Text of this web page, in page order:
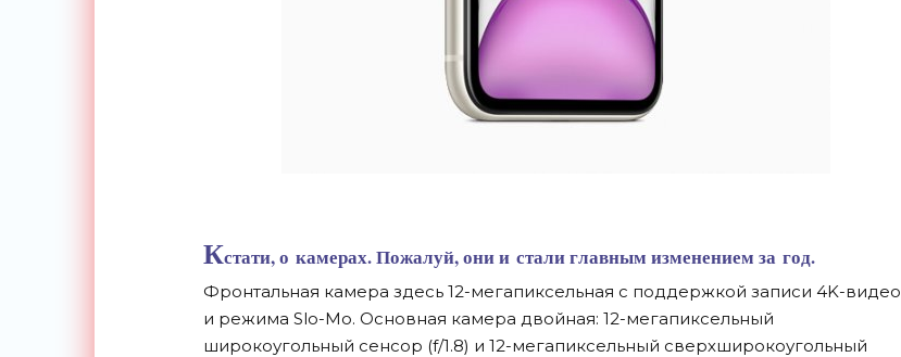
Кстати, о камерах. Пожалуй, они и стали главным изменением за год.
Фронтальная камера здесь 12-мегапиксельная с поддержкой записи 4K-видео
и режима Slo-Mo. Основная камера двойная: 12-мегапиксельный
широкоугольный сенсор (f/1.8) и 12-мегапиксельный сверхширокоугольный